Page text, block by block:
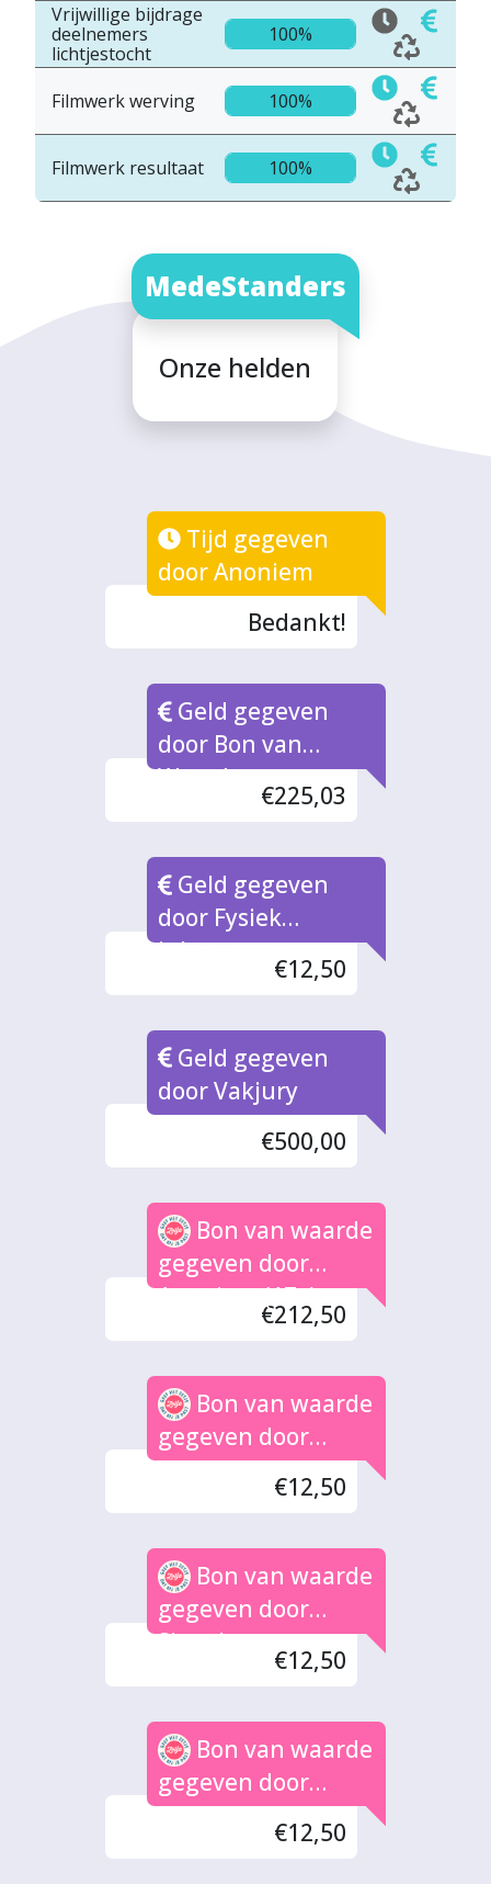
Vrijwillige bijdrage
deelnemers
lichtjestocht
100%
Filmwerk werving 100%
Filmwerk resultaat 100%
MedeStanders
Onze helden
Tijd gegeven
door Anoniem
Bedankt!
Geld gegeven
door Bon van
Waarde naar rato
€225,03
Geld gegeven
door Fysiek
inleverpunt
€12,50
Geld gegeven
door Vakjury
€500,00
Bon van waarde
gegeven door
Anoniem (17x)
€212,50
Bon van waarde
gegeven door
Marith
€12,50
Bon van waarde
gegeven door
Sieneke
€12,50
Bon van waarde
gegeven door
Yvonne
€12,50